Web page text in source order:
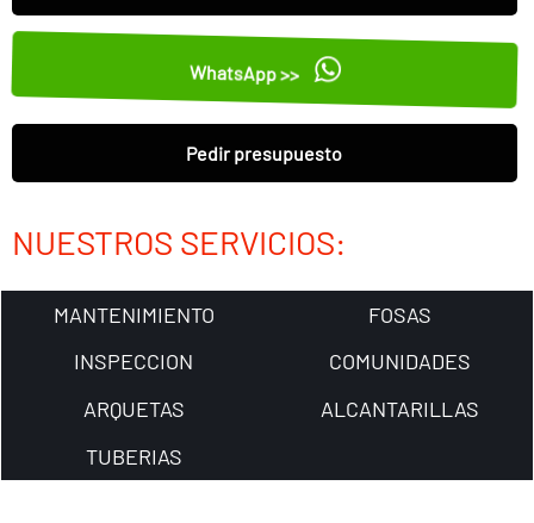
WhatsApp >>
Pedir presupuesto
NUESTROS SERVICIOS:
MANTENIMIENTO
FOSAS
INSPECCION
COMUNIDADES
ARQUETAS
ALCANTARILLAS
TUBERIAS